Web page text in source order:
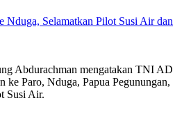
Selamatkan Pilot Susi Air dan
Abdurachman mengatakan TNI AD
ke Paro, Nduga, Papua Pegunungan,
Susi Air.